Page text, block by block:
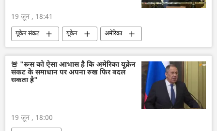
19 जून , 18:41
यूक्रेन संकट यूक्रेन
अमेरिका
विदेश मंत्रालय
रूसी विदेश मंत्रालय
रूस
सर्गे लवरोव
प्रतिबंध
🚨 "रूस को ऐसा आभास है कि अमेरिका यूक्रेन
संकट के समाधान पर अपना रुख फिर बदल
सकता है"
19 जून , 18:00